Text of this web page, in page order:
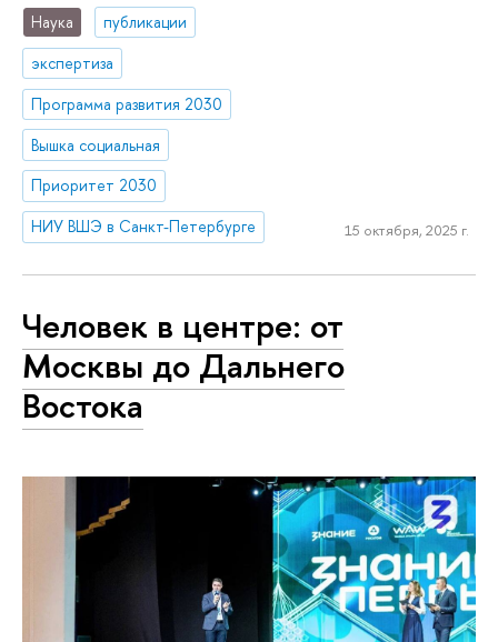
Наука
публикации
экспертиза
Программа развития 2030
Вышка социальная
Приоритет 2030
НИУ ВШЭ в Санкт-Петербурге
15 октября, 2025 г.
Человек в центре: от
Москвы до Дальнего
Востока